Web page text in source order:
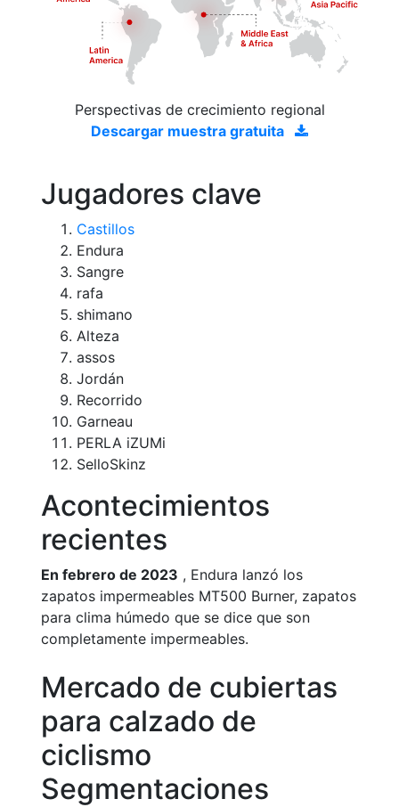
Perspectivas de crecimiento regional
Descargar muestra gratuita
Jugadores clave
Castillos
Endura
Sangre
rafa
shimano
Alteza
assos
Jordán
Recorrido
Garneau
PERLA iZUMi
SelloSkinz
Acontecimientos
recientes
En febrero de 2023 , Endura lanzó los
zapatos impermeables MT500 Burner, zapatos
para clima húmedo que se dice que son
completamente impermeables.
Mercado de cubiertas
para calzado de
ciclismo
Segmentaciones